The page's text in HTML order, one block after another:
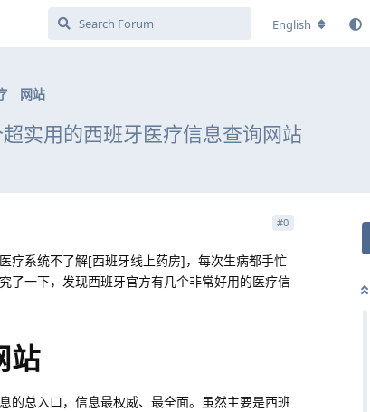
English
网站
实用的西班牙医疗信息查询网站
#0
疗系统不了解[西班牙线上药房]，每次生病都手忙
了一下，发现西班牙官方有几个非常好用的医疗信
站
的总入口，信息最权威、最全面。虽然主要是西班